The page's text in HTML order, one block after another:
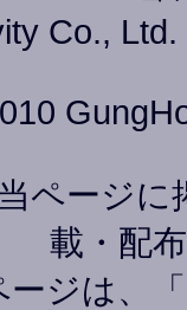
Co., Ltd.
ページに
載・配
ージは、